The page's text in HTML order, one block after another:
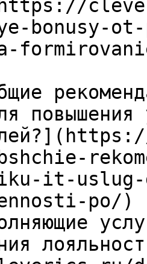
bonusy-
повышения
it-
po/)